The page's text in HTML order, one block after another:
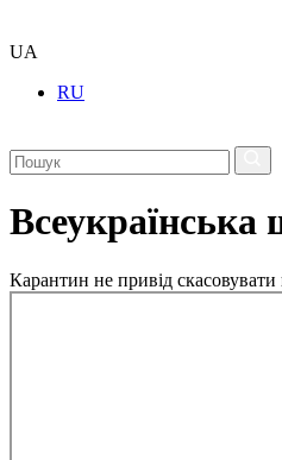
UA
RU
Карантин не привід скасовувати